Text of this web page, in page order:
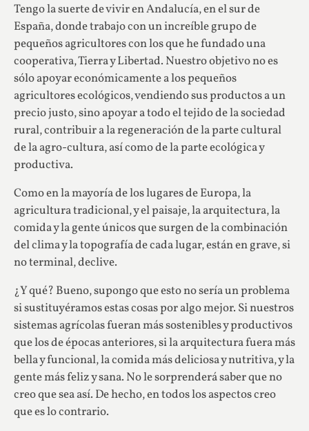
Tengo la suerte de vivir en Andalucía, en el sur de
España, donde trabajo con un increíble grupo de
pequeños agricultores con los que he fundado una
cooperativa, Tierra y Libertad. Nuestro objetivo no es
sólo apoyar económicamente a los pequeños
agricultores ecológicos, vendiendo sus productos a un
precio justo, sino apoyar a todo el tejido de la sociedad
rural, contribuir a la regeneración de la parte cultural
de la agro-cultura, así como de la parte ecológica y
productiva.
Como en la mayoría de los lugares de Europa, la
agricultura tradicional, y el paisaje, la arquitectura, la
comida y la gente únicos que surgen de la combinación
del clima y la topografía de cada lugar, están en grave, si
no terminal, declive.
¿Y qué? Bueno, supongo que esto no sería un problema
si sustituyéramos estas cosas por algo mejor. Si nuestros
sistemas agrícolas fueran más sostenibles y productivos
que los de épocas anteriores, si la arquitectura fuera más
bella y funcional, la comida más deliciosa y nutritiva, y la
gente más feliz y sana. No le sorprenderá saber que no
creo que sea así. De hecho, en todos los aspectos creo
que es lo contrario.